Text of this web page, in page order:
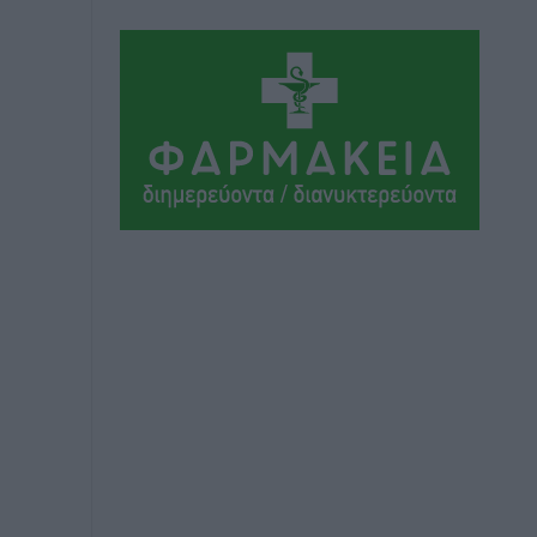
μένει να βρεθεί και σχέδιο
πριν 2 ώρες
Το ΠΑΣΟΚ στα Δωδεκάνησα ψάχνει έξι
και του περισσεύουν 14